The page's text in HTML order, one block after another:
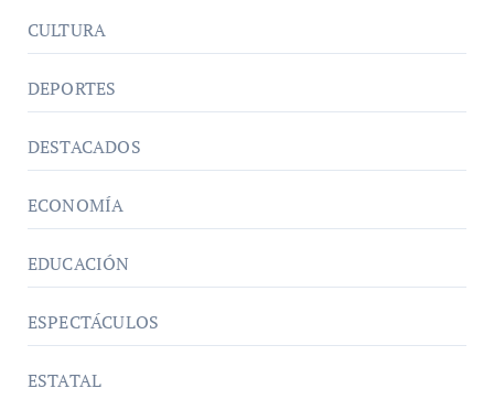
CULTURA
DEPORTES
DESTACADOS
ECONOMÍA
EDUCACIÓN
ESPECTÁCULOS
ESTATAL